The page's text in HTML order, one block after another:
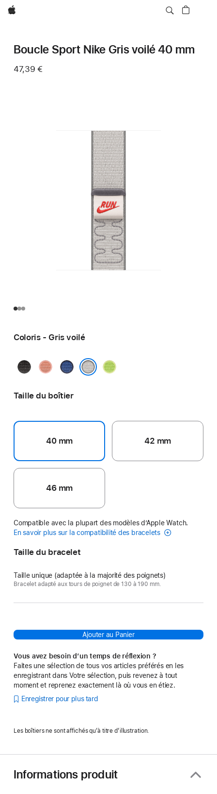
Apple
Boucle Sport Nike Gris voilé 40 mm
47,39 €
Coloris - Gris voilé
Noir
Rose
Blue
Ribbon
Volt
Taille du boîtier
40 mm 42 mm
46 mm
Compatible avec la plupart des modèles d’Apple Watch.
En savoir plus sur la compatibilité des bracelets
Taille du bracelet
Taille unique (adaptée à la majorité des poignets)
Bracelet adapté aux tours de poignet de 130 à 190 mm.
Ajouter au Panier
Vous avez besoin d’un temps de réflexion ?
Faites une sélection de tous vos articles préférés en les
enregistrant dans Votre sélection, puis revenez à tout
moment et reprenez exactement là où vous en étiez.
Enregistrer pour plus tard
Les boîtiers ne sont affichés qu’à titre d’illustration.
Informations produit